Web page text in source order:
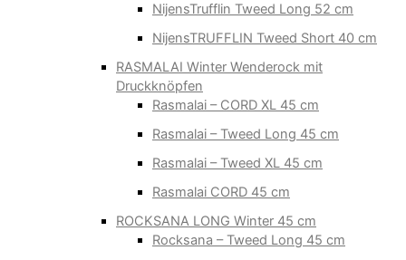
NijensTrufflin Tweed Long 52 cm
NijensTRUFFLIN Tweed Short 40 cm
RASMALAI Winter Wenderock mit
Druckknöpfen
Rasmalai – CORD XL 45 cm
Rasmalai – Tweed Long 45 cm
Rasmalai – Tweed XL 45 cm
Rasmalai CORD 45 cm
ROCKSANA LONG Winter 45 cm
Rocksana – Tweed Long 45 cm